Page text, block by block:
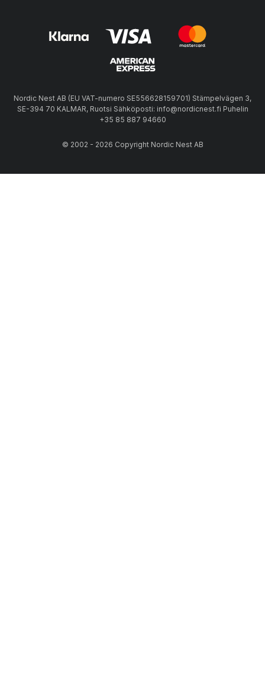
Nordic Nest AB (EU VAT-numero SE556628159701) Stämpelvägen 3,
SE-394 70 KALMAR, Ruotsi Sähköposti: info@nordicnest.fi Puhelin
+35 85 887 94660
© 2002 - 2026 Copyright Nordic Nest AB